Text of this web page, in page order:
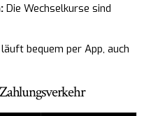
Die Wechselkurse sind
bequem per App, auch